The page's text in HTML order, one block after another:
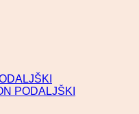
PODALJŠKI